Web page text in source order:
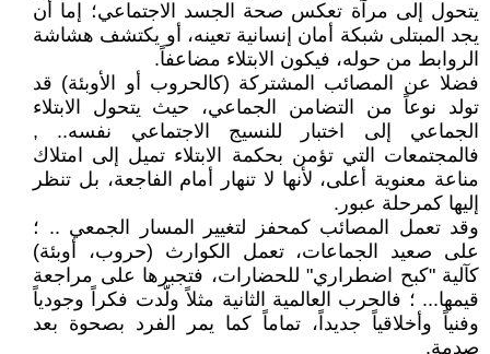
يتحول إلى مرآة تعكس صحة الجسد الاجتماعي؛ إما أن
يجد المبتلى شبكة أمان إنسانية تعينه، أو يكتشف هشاشة
الروابط من حوله، فيكون الابتلاء مضاعفاً.
فضلا عن المصائب المشتركة (كالحروب أو الأوبئة) قد
تولد نوعاً من التضامن الجماعي، حيث يتحول الابتلاء
الجماعي إلى اختبار للنسيج الاجتماعي نفسه.. ,
فالمجتمعات التي تؤمن بحكمة الابتلاء تميل إلى امتلاك
مناعة معنوية أعلى، لأنها لا تنهار أمام الفاجعة، بل تنظر
إليها كمرحلة عبور.
وقد تعمل المصائب كمحفز لتغيير المسار الجمعي .. ؛
على صعيد الجماعات، تعمل الكوارث (حروب، أوبئة)
كآلية "كبح اضطراري" للحضارات، فتجبرها على مراجعة
قيمها... ؛ فالحرب العالمية الثانية مثلاً ولّدت فكراً وجودياً
وفنياً وأخلاقياً جديداً، تماماً كما يمر الفرد بصحوة بعد
صدمة.